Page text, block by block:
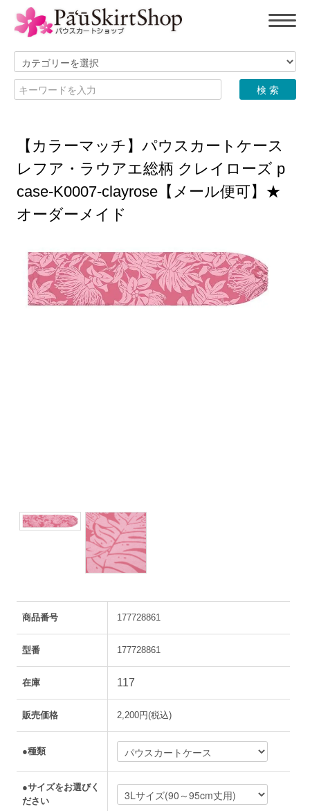
【カラーマッチ】パウスカートケース
レフア・ラウアエ総柄 クレイローズ p
case-K0007-clayrose【メール便可】★
オーダーメイド
商品番号 177728861
型番 177728861
在庫 117
販売価格 2,200円(税込)
●種類
●サイズをお選びく
ださい